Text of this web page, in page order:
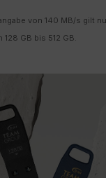
von 140 MB/s gilt
GB bis 512 GB.